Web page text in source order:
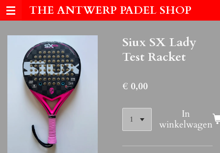
Ga
direct
hoofdinhoud
THE ANTWERP PADEL SHOP
Siux SX Lady
Test Racket
€ 0,00
In
winkelwagen